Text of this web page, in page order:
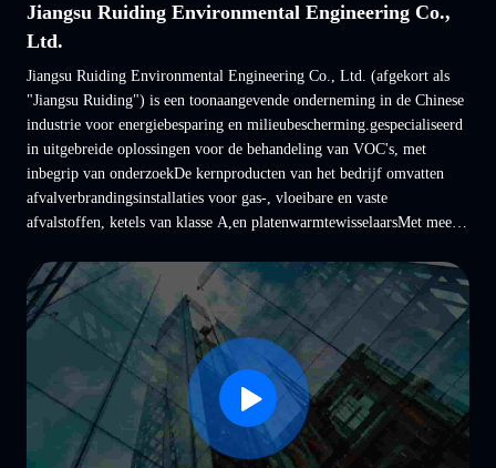
Jiangsu Ruiding Environmental Engineering Co.,
Ltd.
Jiangsu Ruiding Environmental Engineering Co., Ltd. (afgekort als
"Jiangsu Ruiding") is een toonaangevende onderneming in de Chinese
industrie voor energiebesparing en milieubescherming.gespecialiseerd
in uitgebreide oplossingen voor de behandeling van VOC's, met
inbegrip van onderzoekDe kernproducten van het bedrijf omvatten
afvalverbrandingsinstallaties voor gas-, vloeibare en vaste
afvalstoffen, ketels van klasse A,en platenwarmtewisselaarsMet meer